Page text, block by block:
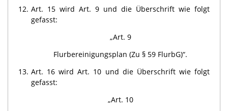
12. Art. 15 wird Art. 9 und die Überschrift wie folgt
gefasst:
„Art. 9
Flurbereinigungsplan (Zu § 59 FlurbG)“.
13. Art. 16 wird Art. 10 und die Überschrift wie folgt
gefasst:
„Art. 10